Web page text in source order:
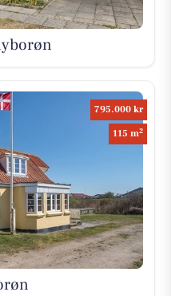
795.000 kr
115 m2